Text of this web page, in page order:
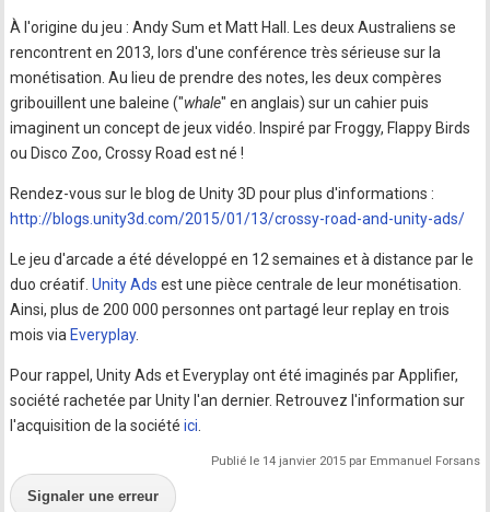
À l'origine du jeu : Andy Sum et Matt Hall. Les deux Australiens se
rencontrent en 2013, lors d'une conférence très sérieuse sur la
monétisation. Au lieu de prendre des notes, les deux compères
gribouillent une baleine ("whale" en anglais) sur un cahier puis
imaginent un concept de jeux vidéo. Inspiré par Froggy, Flappy Birds
ou Disco Zoo, Crossy Road est né !
Rendez-vous sur le blog de Unity 3D pour plus d'informations :
http://blogs.unity3d.com/2015/01/13/crossy-road-and-unity-ads/
Le jeu d'arcade a été développé en 12 semaines et à distance par le
duo créatif.Unity Ads est une pièce centrale de leur monétisation.
Ainsi, plus de 200 000 personnes ont partagé leur replay en trois
mois via Everyplay.
Pour rappel, Unity Ads et Everyplay ont été imaginés par Applifier,
société rachetée par Unity l'an dernier. Retrouvez l'information sur
l'acquisition de la sociétéici
Publié le 14 janvier 2015 par Emmanuel Forsans
Signaler une erreur